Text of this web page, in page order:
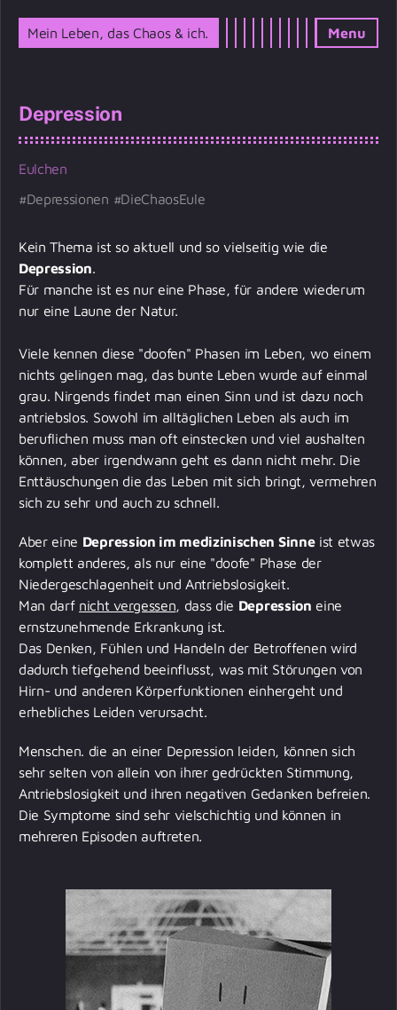
Mein Leben, das Chaos & ich. Menu
Depression
Eulchen
Depressionen
DieChaosEule
Kein Thema ist so aktuell und so vielseitig wie die
Depression.
Für manche ist es nur eine Phase, für andere wiederum
nur eine Laune der Natur.
Viele kennen diese "doofen" Phasen im Leben, wo einem
nichts gelingen mag, das bunte Leben wurde auf einmal
grau. Nirgends findet man einen Sinn und ist dazu noch
antriebslos. Sowohl im alltäglichen Leben als auch im
beruflichen muss man oft einstecken und viel aushalten
können, aber irgendwann geht es dann nicht mehr. Die
Enttäuschungen die das Leben mit sich bringt, vermehren
sich zu sehr und auch zu schnell.
Aber eine Depression im medizinischen Sinneist etwas
komplett anderes, als nur eine "doofe" Phase der
Niedergeschlagenheit und Antriebslosigkeit.
Man darf nicht vergessen, dass die Depression eine
ernstzunehmende Erkrankung ist.
Das Denken, Fühlen und Handeln der Betroffenen wird
dadurch tiefgehend beeinflusst, was mit Störungen von
Hirn- und anderen Körperfunktionen einhergeht und
erhebliches Leiden verursacht.
Menschen. die an einer Depression leiden, können sich
sehr selten von allein von ihrer gedrückten Stimmung,
Antriebslosigkeit und ihren negativen Gedanken befreien.
Die Symptome sind sehr vielschichtig und können in
mehreren Episoden auftreten.